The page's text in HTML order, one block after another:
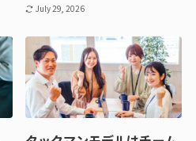
July 29, 2026